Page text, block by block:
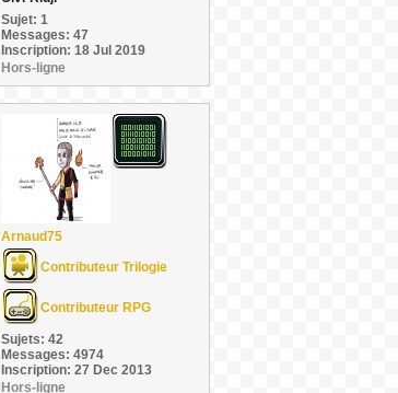
Sujet: 1
Messages: 47
Inscription: 18 Jul 2019
Hors-ligne
Arnaud75
Contributeur Trilogie
Contributeur RPG
Sujets: 42
Messages: 4974
Inscription: 27 Dec 2013
Hors-ligne